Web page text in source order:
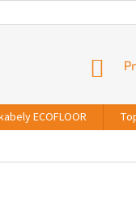
ECOFLOOR